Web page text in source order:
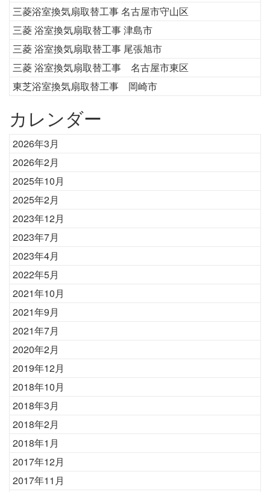
三菱浴室換気扇取替工事 名古屋市守山区
三菱 浴室換気扇取替工事 津島市
三菱 浴室換気扇取替工事 尾張旭市
三菱 浴室換気扇取替工事 名古屋市東区
東芝浴室換気扇取替工事 岡崎市
カレンダー
2026年3月
2026年2月
2025年10月
2025年2月
2023年12月
2023年7月
2023年4月
2022年5月
2021年10月
2021年9月
2021年7月
2020年2月
2019年12月
2018年10月
2018年3月
2018年2月
2018年1月
2017年12月
2017年11月